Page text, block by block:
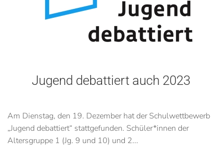
Jugend debattiert auch 2023
Am Dienstag, den 19. Dezember hat der Schulwettbewerb
„Jugend debattiert“ stattgefunden. Schüler*innen der
Altersgruppe 1 (Jg. 9 und 10) und 2...